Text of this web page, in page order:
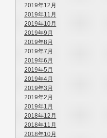
2019年12月
2019年11月
2019年10月
2019年9月
2019年8月
2019年7月
2019年6月
2019年5月
2019年4月
2019年3月
2019年2月
2019年1月
2018年12月
2018年11月
2018年10月